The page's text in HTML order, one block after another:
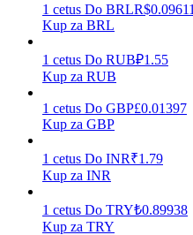
Mocna Świnka
Codziennie zdobywaj
1 cetus Do BRLR$0.09611
Kup za BRL
1 cetus Do RUB₽1.55
Kup za RUB
1 cetus Do GBP£0.01397
Kup za GBP
1 cetus Do INR₹1.79
Kup za INR
1 cetus Do TRY₺0.89938
Kup za TRY